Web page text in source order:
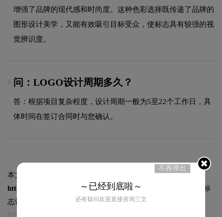
增强了品牌的现代感和时尚度。这种色彩选择既传递了品牌的
图形设计美学，又能有效吸引目标受众，使标志具有较强的视
觉辨识度。
6. 问：LOGO设计周期多久？
答：根据项目复杂程度，设计周期一般为5至22个工作日，具
体时间在签订合同时与您确认。
本文标题和链接
https://logo9.net/works/11784.html转载时请注明出处为诗宸标
志设计及本链接!
不再弹出
～已经到底啦～
还有疑问欢迎直接咨询三文